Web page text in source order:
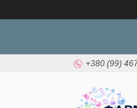
+380 (99)